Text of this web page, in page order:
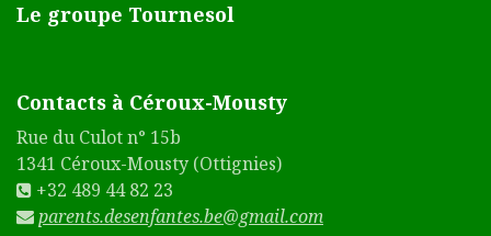
Le groupe Tournesol
Contacts à Céroux-Mousty
Rue du Culot n° 15b
1341 Céroux-Mousty (Ottignies)
+32 489 44 82 23
parents.desenfantes.be@gmail.com